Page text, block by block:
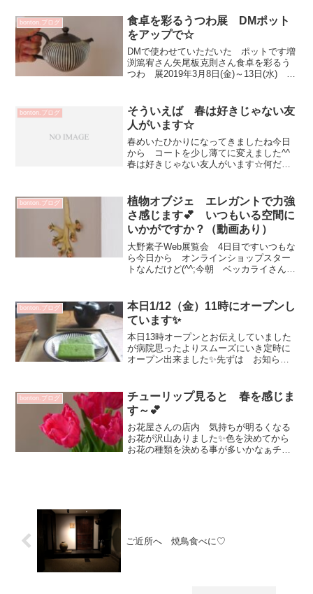
とわりつく暑さも 一気に爽やかに
bonton.店内明るく華や...
bonton.ブログ
食卓を彩るうつわ展 DMポット
をアップで☆
DMで使わせていただいた ポットです増
渕篤宥さん矢尾板克則さん食卓を彩るう
つわ 展2019年3月8日(金)～13日(水) 会
（陶）一柳京子（陶）増渕篤宥（陶）矢
尾板...
bonton.ブログ
そういえば 春は好きじゃない友
人がいます☆
春めいたひかりになってきましたね今日
から コートを少し薄てに変えました^^
春は好きじゃない友人がいます☆何だ
分が落ち着くシーン選びが少し助けてく
れるのでは？あまりそうい...
bonton.ブログ
植物オブジェ エレガントで力強
さ感じます💕 いつもいる空間に
いかがですか？（動画あり）
大野素子Web展覧会 4日目ですいつもな
ら今日から オンラインショップスター
トなんだけど(^^;今朝 ベッカライさんに
れています☆植物オブジェ とってもエ
レガントで優...
bonton.ブログ
本日1/12（金）11時にオープンし
ています✨
本日13時オープンとお伝えしていました
が病院思ったよりスムーズにいき定時に
オープン出来ました✨先ずは お知らせ
（金）～24日（水）11:00～18：00 最終
日1...
bonton.ブログ
チューリップ見ると 春を感じま
す～💕
お花屋さんの店内 気持ちが明るくなる
お花が沢山ありました✨色を決めてから
お花の種類を決める事が多いかなぁチュ
ご近所へ 焼鳥食べに♡